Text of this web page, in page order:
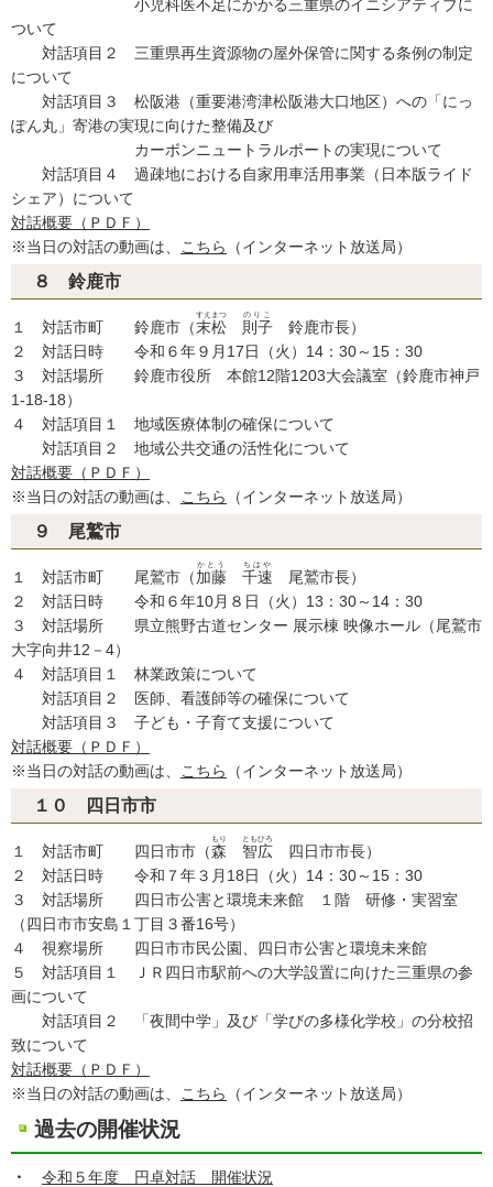
小児科医不足にかかる三重県のイニシアティブに
ついて
対話項目２ 三重県再生資源物の屋外保管に関する条例の制定
について
対話項目３ 松阪港（重要港湾津松阪港大口地区）への「にっ
ぽん丸」寄港の実現に向けた整備及び
カーボンニュートラルポートの実現について
対話項目４ 過疎地における自家用車活用事業（日本版ライド
シェア）について
対話概要（ＰＤＦ）
※当日の対話の動画は、
こちら （インターネット放送局）
８ 鈴鹿市
１ 対話市町 鈴鹿市（末松
すえまつ
則子
のりこ
鈴鹿市長）
２ 対話日時 令和６年９月17日（火）14：30～15：30
３ 対話場所 鈴鹿市役所 本館12階1203大会議室（鈴鹿市神戸
1-18-18）
４ 対話項目１ 地域医療体制の確保について
対話項目２ 地域公共交通の活性化について
対話概要（ＰＤＦ）
※当日の対話の動画は、
こちら （インターネット放送局）
９ 尾鷲市
１ 対話市町 尾鷲市（加藤
かとう
千速
ちはや
尾鷲市長）
２ 対話日時 令和６年10月８日（火）13：30～14：30
３ 対話場所 県立熊野古道センター 展示棟 映像ホール（尾鷲市
大字向井12－4）
４ 対話項目１ 林業政策について
対話項目２ 医師、看護師等の確保について
対話項目３ 子ども・子育て支援について
対話概要（ＰＤＦ）
※当日の対話の動画は、
こちら （インターネット放送局）
１０ 四日市市
１ 対話市町 四日市市（森
もり
智広
ともひろ
四日市市長）
２ 対話日時 令和７年３月18日（火）14：30～15：30
３ 対話場所 四日市公害と環境未来館 １階 研修・実習室
（四日市市安島１丁目３番16号）
４ 視察場所 四日市市民公園、四日市公害と環境未来館
５ 対話項目１ ＪＲ四日市駅前への大学設置に向けた三重県の参
画について
対話項目２ 「夜間中学」及び「学びの多様化学校」の分校招
致について
対話概要（ＰＤＦ）
※当日の対話の動画は、
こちら （インターネット放送局）
過去の開催状況
・ 令和５年度 円卓対話 開催状況